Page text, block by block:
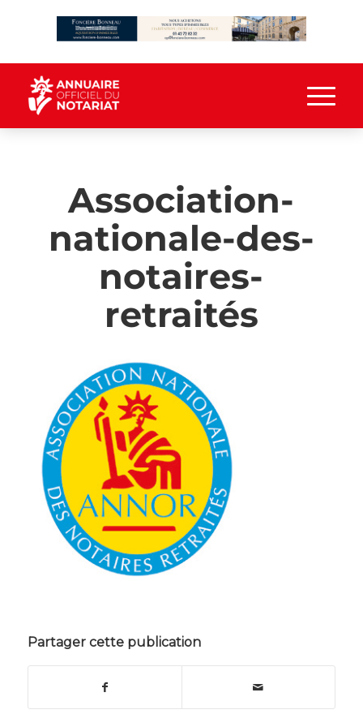
Association-
nationale-des-
notaires-
retraités
Partager cette publication